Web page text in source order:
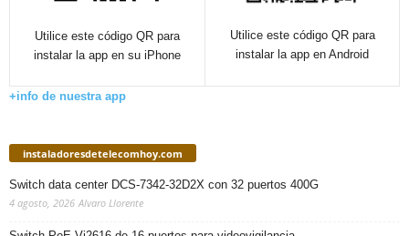
Utilice este código QR para
instalar la app en su iPhone
Utilice este código QR para
instalar la app en Android
+info de nuestra app
instaladoresdetelecomhoy.com
Switch data center DCS-7342-32D2X con 32 puertos 400G
4 agosto, 2026 Alvaro Llorente